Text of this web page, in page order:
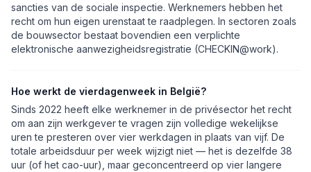
sancties van de sociale inspectie. Werknemers hebben het
recht om hun eigen urenstaat te raadplegen. In sectoren zoals
de bouwsector bestaat bovendien een verplichte
elektronische aanwezigheidsregistratie (CHECKIN@work).
Hoe werkt de vierdagenweek in België?
Sinds 2022 heeft elke werknemer in de privésector het recht
om aan zijn werkgever te vragen zijn volledige wekelijkse
uren te presteren over vier werkdagen in plaats van vijf. De
totale arbeidsduur per week wijzigt niet — het is dezelfde 38
uur (of het cao-uur), maar geconcentreerd op vier langere